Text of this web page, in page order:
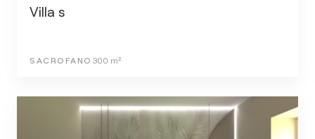
Villa s
SACROFANO 300 m²